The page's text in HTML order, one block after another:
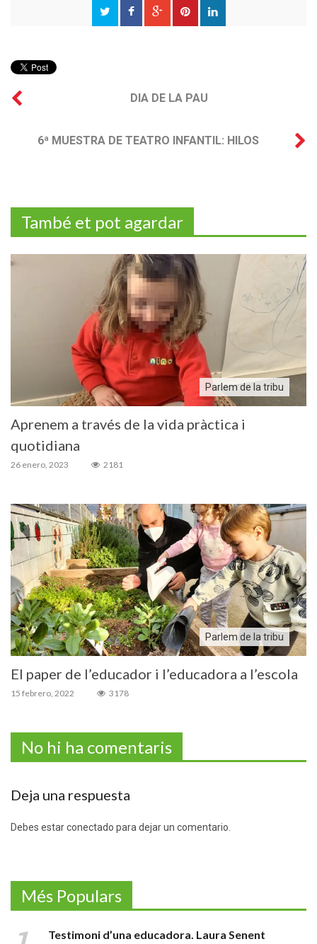
DIA DE LA PAU
6ª MUESTRA DE TEATRO INFANTIL: HILOS
També et pot agardar
Parlem de la tribu
Aprenem a través de la vida pràctica i
quotidiana
26 enero, 2023 2181
Parlem de la tribu
El paper de l’educador i l’educadora a l’escola
15 febrero, 2022 3178
No hi ha comentaris
Deja una respuesta
Debes estar conectado para dejar un comentario.
Més Populars
Testimoni d’una educadora. Laura Senent